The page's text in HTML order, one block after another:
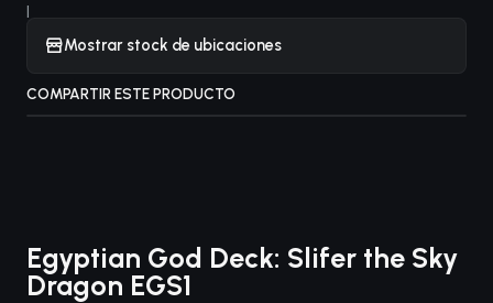
|
Mostrar stock de ubicaciones
COMPARTIR ESTE PRODUCTO
Egyptian God Deck: Slifer the Sky
Dragon EGS1